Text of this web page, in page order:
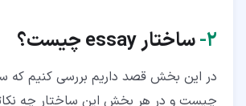
۲‏- ساختارessayچیست؟
چیست و در هر بخش این ساختار چه